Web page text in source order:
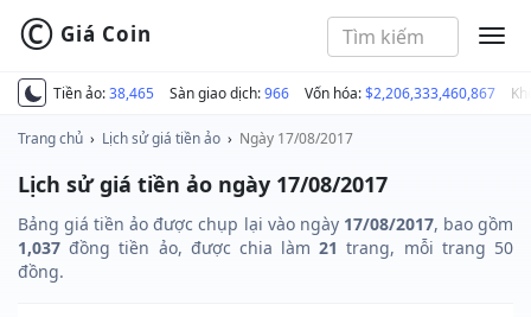
Tiền ảo:38,465 Sàn giao dịch:966 Vốn hóa:$2,206,333,460,867
© Giá Coin
Trang chủ › Lịch sử giá tiền ảo › Ngày 17/08/2017
Lịch sử giá tiền ảo ngày 17/08/2017
Bảng giá tiền ảo được chụp lại vào ngày 17/08/2017, bao gồm
1,037 đồng tiền ảo, được chia làm21 trang, mỗi trang 50
đồng.